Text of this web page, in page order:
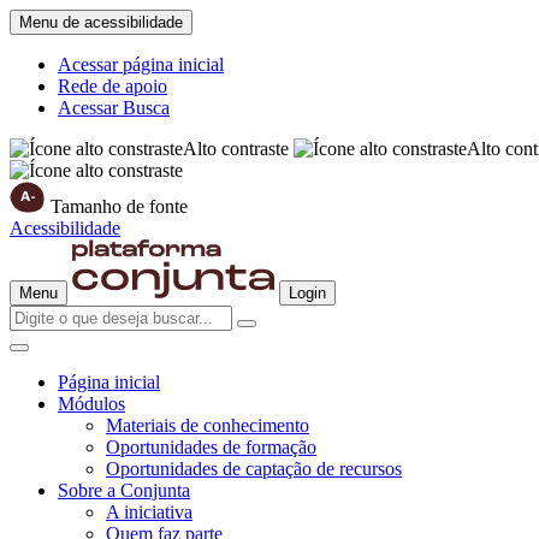
Menu de acessibilidade
Acessar página inicial
Rede de apoio
Acessar Busca
Alto contraste
Alto
Tamanho de fonte
Acessibilidade
Menu Login
Página inicial
Módulos
Materiais de conhecimento
Oportunidades de formação
Oportunidades de captação de recursos
Sobre a Conjunta
A iniciativa
Quem faz parte